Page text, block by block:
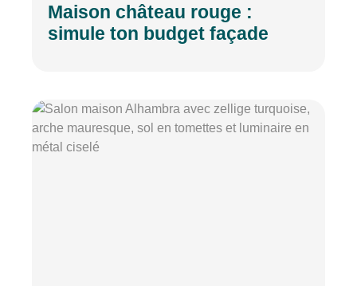
Maison château rouge :
simule ton budget façade